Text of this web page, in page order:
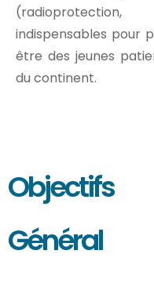
(radioprotection,
indispensables pour
être des jeunes
du continent.
Objectifs
Général